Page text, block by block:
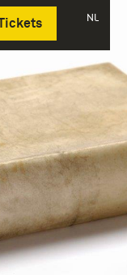
NL
Deutsch